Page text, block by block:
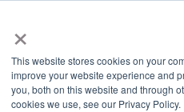
×
This website stores cookies on your
improve your website experience and
you, both on this website and through
cookies we use, see our Privacy Policy.
GRANITE RIVER LABS BLOG